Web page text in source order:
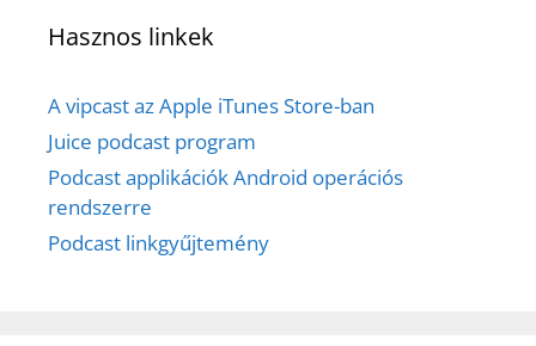
Hasznos linkek
A vipcast az Apple iTunes Store-ban
Juice podcast program
Podcast applikációk Android operációs
rendszerre
Podcast linkgyűjtemény